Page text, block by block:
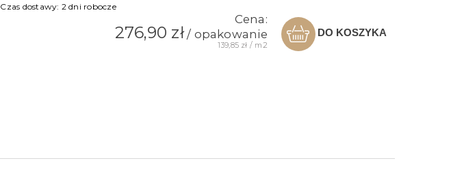
Czas dostawy: 2 dni robocze
Cena:
276,90 zł/ opakowanie
139,85 zł / m2
DO KOSZYKA